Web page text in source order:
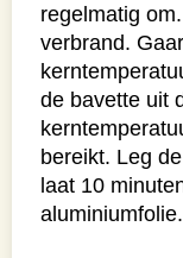
regelmatig
verbrand.
de bavette uit
bereikt. Leg
laat 10
aluminiumfolie.